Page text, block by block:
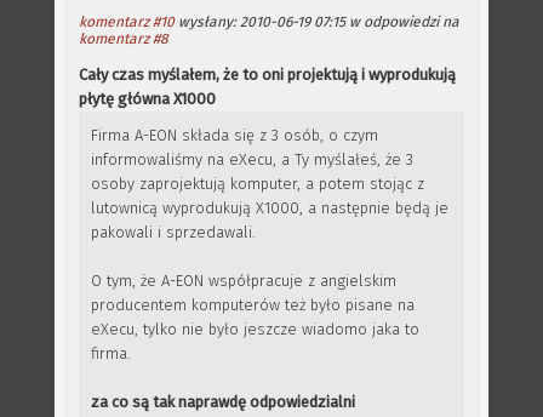
komentarz #10wysłany: 2010-06-19 07:15 w odpowiedzi na
komentarz #8
Cały czas myślałem, że to oni projektują i wyprodukują
płytę główna X1000
Firma A-EON składa się z 3 osób, o czym
informowaliśmy na eXecu, a Ty myślałeś, że 3
osoby zaprojektują komputer, a potem stojąc z
lutownicą wyprodukują X1000, a następnie będą je
pakowali i sprzedawali.
O tym, że A-EON współpracuje z angielskim
producentem komputerów też było pisane na
eXecu, tylko nie było jeszcze wiadomo jaka to
firma.
za co są tak naprawdę odpowiedzialni